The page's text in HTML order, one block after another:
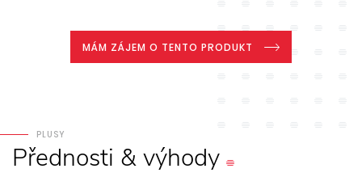
MÁM ZÁJEM O TENTO PRODUKT
PLUSY
Přednosti &výhody